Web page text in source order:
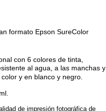
formato Epson SureColor
con 6 colores de tinta,
al agua, a las manchas y
y en blanco y negro.
de impresión fotográfica de